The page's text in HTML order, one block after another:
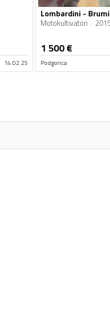
14.02.25
Motokultivatori
1 500€
Podgorica